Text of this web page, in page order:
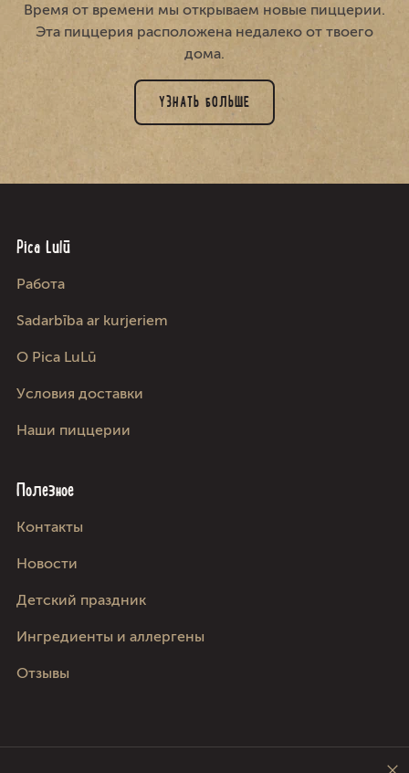
Время от времени мы открываем новые пиццерии.
Эта пиццерия расположена недалеко от твоего
дома.
УЗНАТЬ БОЛЬШЕ
Pica Lulū
Работа
Sadarbība ar kurjeriem
О Pica LuLū
Условия доставки
Наши пиццерии
Полезное
Kонтакты
Новости
Детский праздник
Ингредиенты и аллергены
Отзывы
Следите за нами